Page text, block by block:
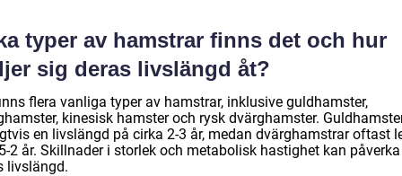
typer av hamstrar finns det och hur
sig deras livslängd åt?
flera vanliga typer av hamstrar, inklusive guldhamster,
kinesisk hamster och rysk dvärghamster.
en livslängd på cirka 2-3 år, medan dvärghamstrar oftast
2 år. Skillnader i storlek och metabolisk hastighet kan påverka
livslängd.